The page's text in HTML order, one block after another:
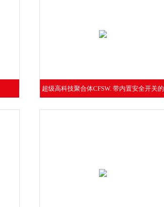
超级高科技聚合体CFSW. 带内置安全开关的